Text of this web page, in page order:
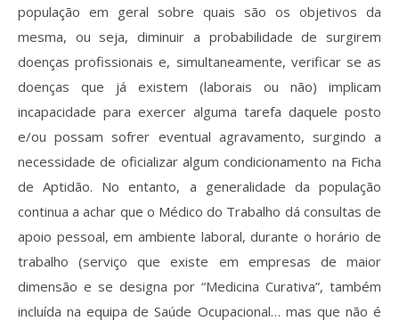
população em geral sobre quais são os objetivos da
mesma, ou seja, diminuir a probabilidade de surgirem
doenças profissionais e, simultaneamente, verificar se as
doenças que já existem (laborais ou não) implicam
incapacidade para exercer alguma tarefa daquele posto
e/ou possam sofrer eventual agravamento, surgindo a
necessidade de oficializar algum condicionamento na Ficha
de Aptidão. No entanto, a generalidade da população
continua a achar que o Médico do Trabalho dá consultas de
apoio pessoal, em ambiente laboral, durante o horário de
trabalho (serviço que existe em empresas de maior
dimensão e se designa por “Medicina Curativa”, também
incluída na equipa de Saúde Ocupacional… mas que não é